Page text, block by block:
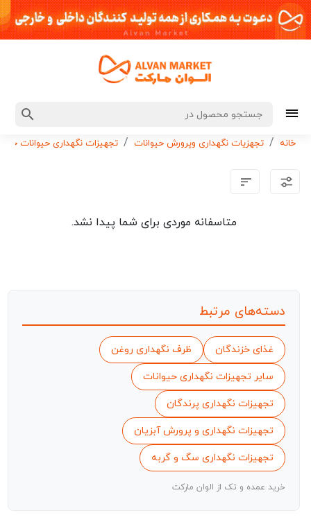
خانه تجهزیات نگهداری وپرورش حیوانات تجهیزات نگهداری حیوانات
متاسفانه موردی برای شما پیدا نشد.
دسته‌های مرتبط
غذای خزندگان ظرف نگهداری روغن
سایر تجهیزات نگهداری حیوانات
تجهیزات نگهداری پرندگان
تجهیزات نگهداری و پرورش آبزیان
تجهیزات نگهداری سگ و گربه
خرید عمده و تک از الوان مارکت